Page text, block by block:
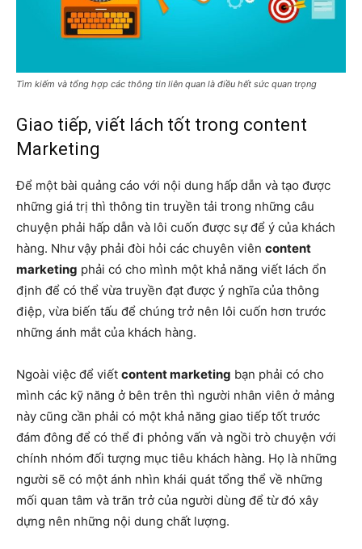
Tìm kiếm và tổng hợp các thông tin liên quan là điều hết sức quan trọng
Giao tiếp, viết lách tốt trong content
Marketing
Để một bài quảng cáo với nội dung hấp dẫn và tạo được
những giá trị thì thông tin truyền tải trong những câu
chuyện phải hấp dẫn và lôi cuốn được sự để ý của khách
hàng. Như vậy phải đòi hỏi các chuyên viên content
marketing phải có cho mình một khả năng viết lách ổn
định để có thể vừa truyền đạt được ý nghĩa của thông
điệp, vừa biến tấu để chúng trở nên lôi cuốn hơn trước
những ánh mắt của khách hàng.
Ngoài việc để viết content marketing bạn phải có cho
mình các kỹ năng ở bên trên thì người nhân viên ở mảng
này cũng cần phải có một khả năng giao tiếp tốt trước
đám đông để có thể đi phỏng vấn và ngồi trò chuyện với
chính nhóm đối tượng mục tiêu khách hàng. Họ là những
người sẽ có một ánh nhìn khái quát tổng thể về những
mối quan tâm và trăn trở của người dùng để từ đó xây
dựng nên những nội dung chất lượng.